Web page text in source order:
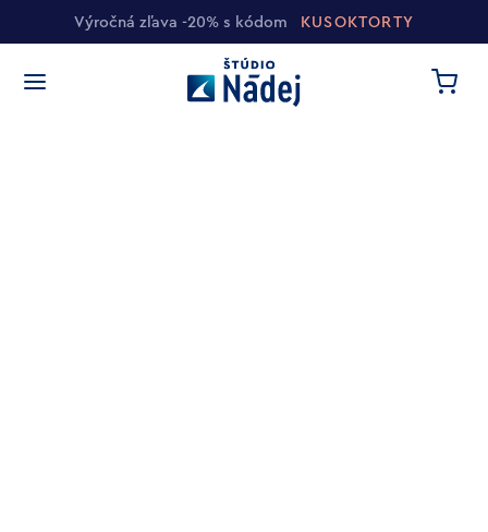
Výročná zľava -20% s kódom KUSOKTORTY